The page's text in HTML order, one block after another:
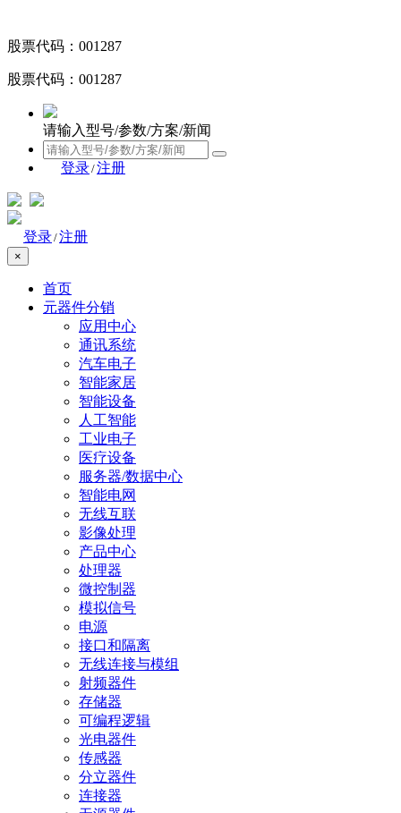
股票代码：001287
股票代码：001287
请输入型号/参数/方案/新闻
登录/注册
登录/注册
×
首页
元器件分销
应用中心
通讯系统
汽车电子
智能家居
智能设备
人工智能
工业电子
医疗设备
服务器/数据中心
智能电网
无线互联
影像处理
产品中心
处理器
微控制器
模拟信号
电源
接口和隔离
无线连接与模组
射频器件
存储器
可编程逻辑
光电器件
传感器
分立器件
连接器